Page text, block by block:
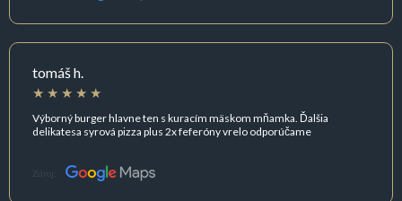
tomáš h.
Výborný burger hlavne ten s kuracím mäskom mňamka. Ďalšia
delikatesa syrová pizza plus 2x feferóny vrelo odporúčame
Zdroj: